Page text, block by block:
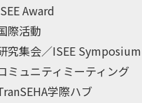
Award
際活動
究集会／ISEE Symposium
ミュニティミーティング
学際ハブ